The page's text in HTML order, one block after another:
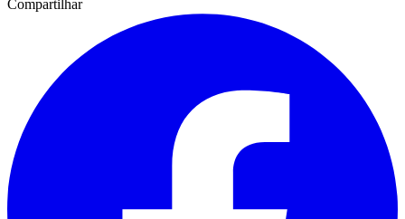
Compartilhar